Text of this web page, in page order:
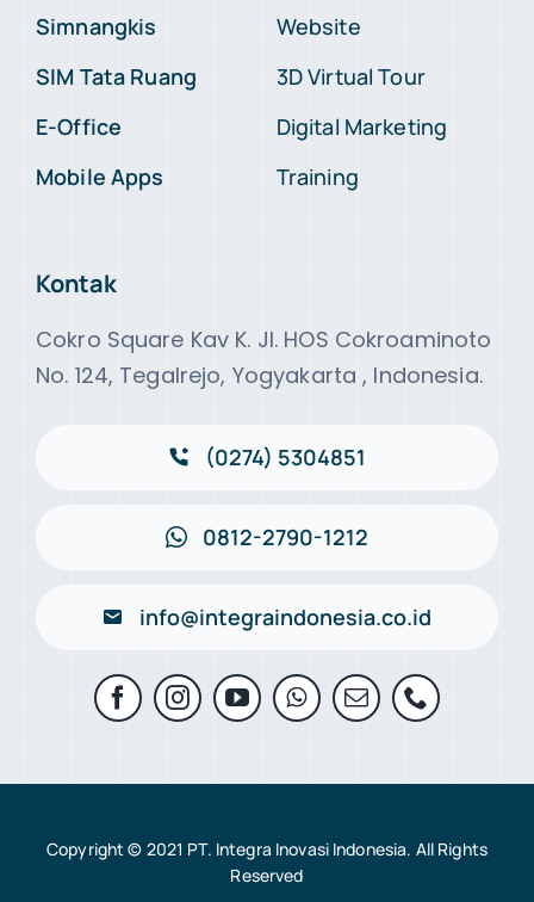
Simnangkis
SIM Tata Ruang
E-Office
Mobile Apps
Website
3D Virtual Tour
Digital Marketing
Training
Kontak
Cokro Square Kav K. Jl. HOS Cokroaminoto
No. 124, Tegalrejo, Yogyakarta , Indonesia.
(0274) 5304851
0812-2790-1212
info@integraindonesia.co.id
Copyright © 2021 PT. Integra Inovasi Indonesia. All Rights
Reserved